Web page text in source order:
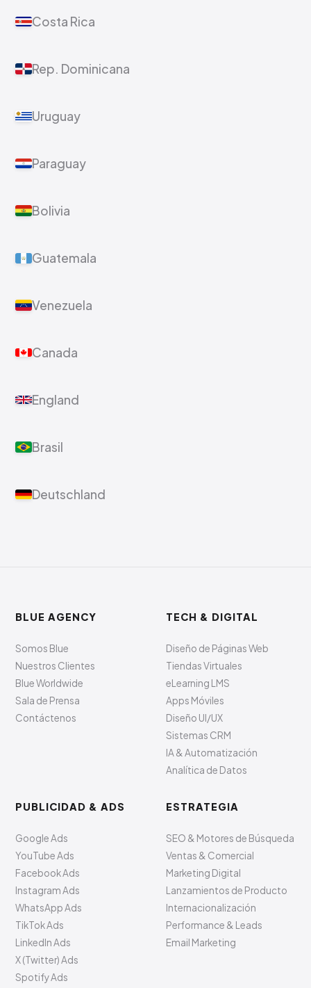
Costa Rica
Rep. Dominicana
Uruguay
Paraguay
Bolivia
Guatemala
Venezuela
Canada
England
Brasil
Deutschland
BLUE AGENCY
Somos Blue
Nuestros Clientes
Blue Worldwide
Sala de Prensa
Contáctenos
TECH & DIGITAL
Diseño de Páginas Web
Tiendas Virtuales
eLearning LMS
Apps Móviles
Diseño UI/UX
Sistemas CRM
IA & Automatización
Analítica de Datos
PUBLICIDAD & ADS
Google Ads
YouTube Ads
Facebook Ads
Instagram Ads
WhatsApp Ads
TikTok Ads
LinkedIn Ads
X (Twitter) Ads
Spotify Ads
ESTRATEGIA
SEO & Motores de Búsqueda
Ventas & Comercial
Marketing Digital
Lanzamientos de Producto
Internacionalización
Performance & Leads
Email Marketing